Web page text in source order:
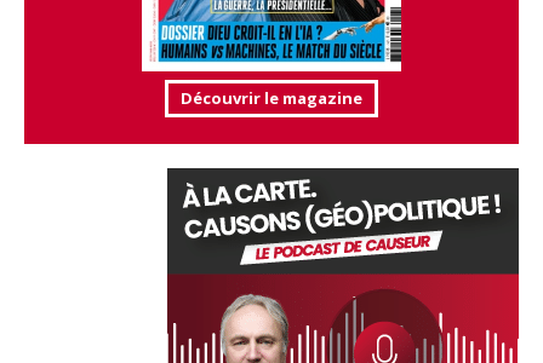
Découvrir le magazine